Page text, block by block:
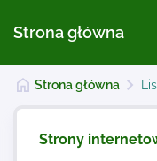
Strona główna
Strona główna
Strony